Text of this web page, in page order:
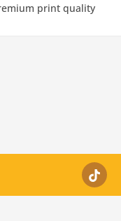
print quality